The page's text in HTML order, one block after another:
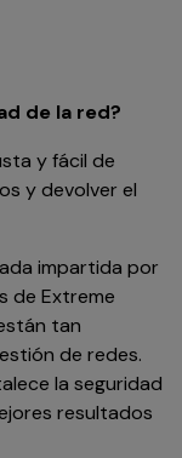
de la red?
y fácil de
y devolver el
impartida por
de Extreme
tan
de redes.
la seguridad
resultados